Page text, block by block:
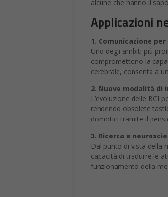
alcune che hanno il
Applicazioni
1. Comunicazione
Uno degli ambiti più
compromettono la
cerebrale, consenta a
2. Nuove modalità di
L’evoluzione delle BCI
rendendo obsolete
domotici tramite il
3. Ricerca e
Dal punto di vista della
capacità di tradurre le
funzionamento della